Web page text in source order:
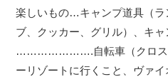
楽しいもの…キャンプ道具（ラ
ブ、クッカー、グリル）、キ
………………….自転車（クロスバ
ーリゾートに行くこと、ヴァイ